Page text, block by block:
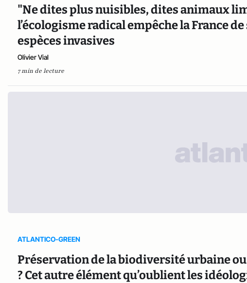
"Ne dites plus nuisibles, dites animaux
l’écologisme radical empêche la France
espèces invasives
Olivier Vial
7 min de lecture
ATLANTICO-GREEN
Préservation de la biodiversité urbaine
? Cet autre élément qu’oublient les